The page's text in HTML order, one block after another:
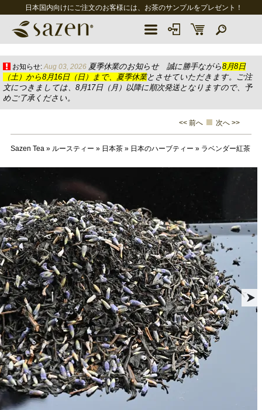
日本国内向けにご注文のお客様には、お茶のサンプルをプレゼント！
お知らせ: Aug 03, 2026 夏季休業のお知らせ 誠に勝手ながら8月8日
（土）から8月16日（日）まで、夏季休業とさせていただきます。ご注
文につきましては、8月17日（月）以降に順次発送となりますので、予
めご了承ください。
<< 前へ 次へ >>
Sazen Tea» ルースティー » 日本茶» 日本のハーブティー » ラベンダー紅茶